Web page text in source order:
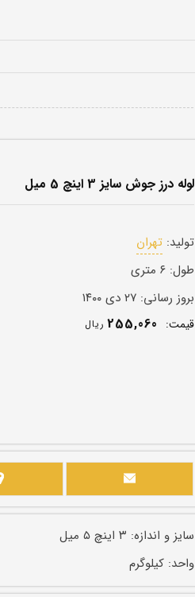
لوله درز جوش سایز 3 اینچ 5 میل
تولید: تهران
طول: ۶ متری
بروز رسانی: ۲۷ دی ۱۴۰۰
قيمت: 255,060 ريال
سایز و اندازه: ۳ اینچ ۵ میل
واحد: کیلوگرم